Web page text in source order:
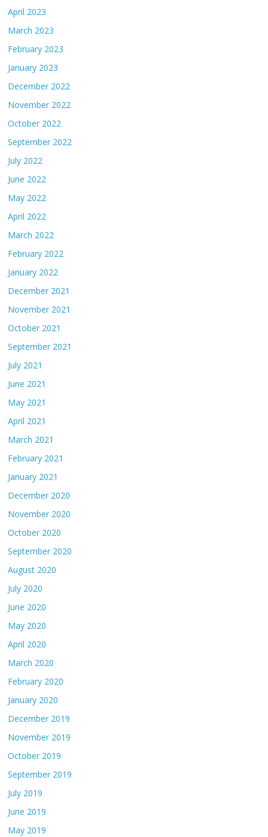
April 2023
March 2023
February 2023
January 2023
December 2022
November 2022
October 2022
September 2022
July 2022
June 2022
May 2022
April 2022
March 2022
February 2022
January 2022
December 2021
November 2021
October 2021
September 2021
July 2021
June 2021
May 2021
April 2021
March 2021
February 2021
January 2021
December 2020
November 2020
October 2020
September 2020
August 2020
July 2020
June 2020
May 2020
April 2020
March 2020
February 2020
January 2020
December 2019
November 2019
October 2019
September 2019
July 2019
June 2019
May 2019